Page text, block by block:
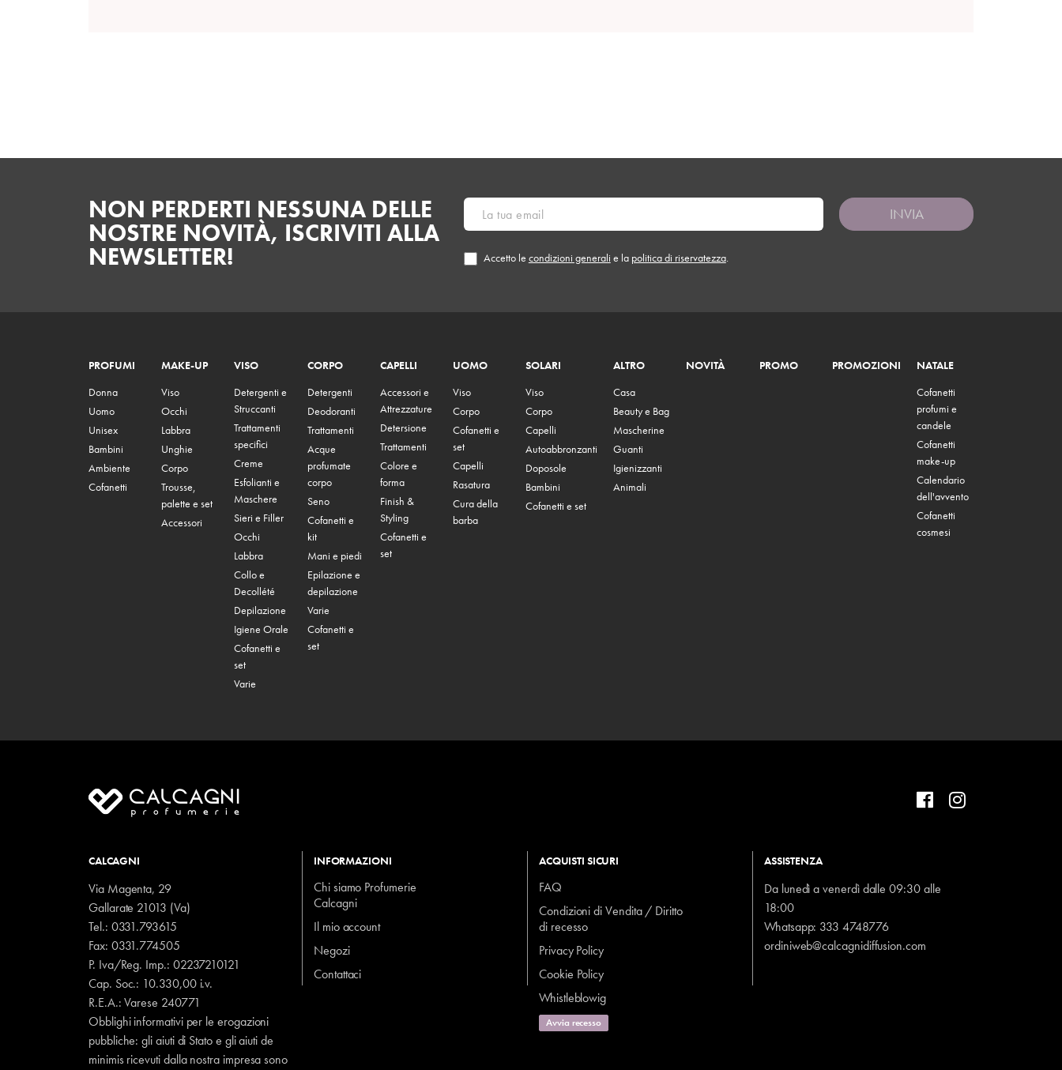
NON PERDERTI NESSUNA DELLE
NOSTRE NOVITÀ, ISCRIVITI ALLA
NEWSLETTER! Accetto le condizioni generali e la politica di riservatezza.
INVIA
PROFUMI
Donna
Uomo
Unisex
Bambini
Ambiente
Cofanetti
MAKE-UP
Viso
Occhi
Labbra
Unghie
Corpo
Trousse,
palette e set
Accessori
VISO
Detergenti e
Struccanti
Trattamenti
specifici
Creme
Esfolianti e
Maschere
Sieri e Filler
Occhi
Labbra
Collo e
Decollété
Depilazione
Igiene Orale
Cofanetti e
set
Varie
CORPO
Detergenti
Deodoranti
Trattamenti
Acque
profumate
corpo
Seno
Cofanetti e
kit
Mani e piedi
Epilazione e
depilazione
Varie
Cofanetti e
set
CAPELLI
Accessori e
Attrezzature
Detersione
Trattamenti
Colore e
forma
Finish &
Styling
Cofanetti e
set
UOMO
Viso
Corpo
Cofanetti e
set
Capelli
Rasatura
Cura della
barba
SOLARI
Viso
Corpo
Capelli
Autoabbronzanti
Doposole
Bambini
Cofanetti e set
ALTRO
Casa
Beauty e Bag
Mascherine
Guanti
Igienizzanti
Animali
NOVITÀ PROMO PROMOZIONI
NATALE
Cofanetti
profumi e
candele
Cofanetti
make-up
Calendario
dell'avvento
Cofanetti
cosmesi
CALCAGNI
Via Magenta, 29
Gallarate 21013 (Va)
Tel.: 0331.793615
Fax: 0331.774505
P. Iva/Reg. Imp.: 02237210121
Cap. Soc.: 10.330,00 i.v.
R.E.A.: Varese 240771
Obblighi informativi per le erogazioni
pubbliche: gli aiuti di Stato e gli aiuti de
minimis ricevuti dalla nostra impresa sono
INFORMAZIONI
Chi siamo Profumerie
Calcagni
Il mio account
Negozi
Contattaci
ACQUISTI SICURI
FAQ
Condizioni di Vendita / Diritto
di recesso
Privacy Policy
Cookie Policy
Whistleblowig
Avvia recesso
ASSISTENZA
Da lunedì a venerdì dalle 09:30 alle
18:00
Whatsapp: 333 4748776
ordiniweb@calcagnidiffusion.com